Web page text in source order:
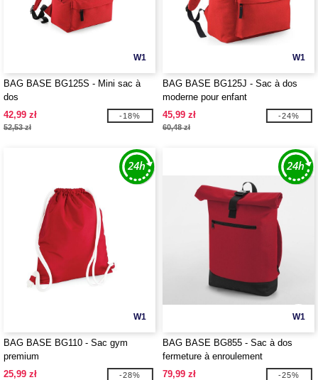
W1
BAG BASE BG125S - Mini sac à
dos
42,99 zł
52,53 zł
-18%
W1
BAG BASE BG125J - Sac à dos
moderne pour enfant
45,99 zł
60,48 zł
-24%
W1
BAG BASE BG110 - Sac gym
premium
25,99 zł
-28%
W1
BAG BASE BG855 - Sac à dos
fermeture à enroulement
79,99 zł
-25%